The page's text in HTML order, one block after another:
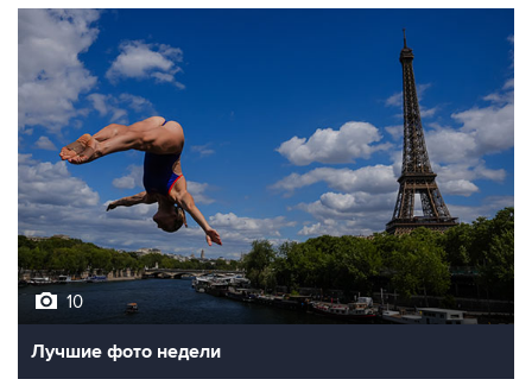
10
Лучшие фото недели